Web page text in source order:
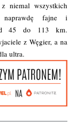
niemal wszystkich
naprawdę fajne i
45 do 113 km.
z Węgier, a na
ultra.